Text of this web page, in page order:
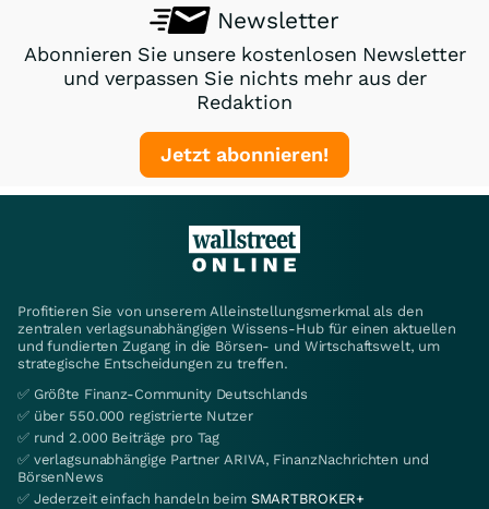
Newsletter
Abonnieren Sie unsere kostenlosen Newsletter
und verpassen Sie nichts mehr aus der
Redaktion
Jetzt abonnieren!
Profitieren Sie von unserem Alleinstellungsmerkmal als den
zentralen verlagsunabhängigen Wissens-Hub für einen aktuellen
und fundierten Zugang in die Börsen- und Wirtschaftswelt, um
strategische Entscheidungen zu treffen.
✅ Größte Finanz-Community Deutschlands
✅ über 550.000 registrierte Nutzer
✅ rund 2.000 Beiträge pro Tag
✅ verlagsunabhängige Partner ARIVA, FinanzNachrichten und
BörsenNews
✅ Jederzeit einfach handeln beim SMARTBROKER+